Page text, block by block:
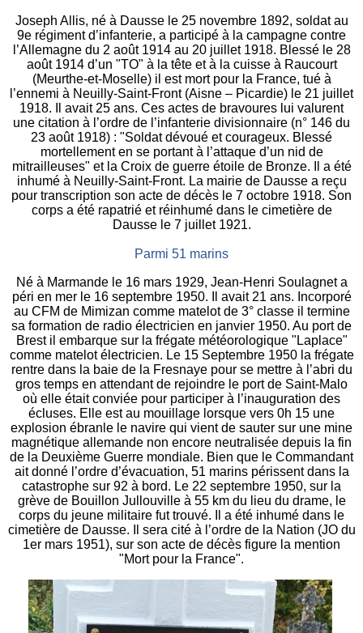
Joseph Allis, né à Dausse le 25 novembre 1892, soldat au
9e régiment d’infanterie, a participé à la campagne contre
l’Allemagne du 2 août 1914 au 20 juillet 1918. Blessé le 28
août 1914 d’un "TO" à la tête et à la cuisse à Raucourt
(Meurthe-et-Moselle) il est mort pour la France, tué à
l’ennemi à Neuilly-Saint-Front (Aisne – Picardie) le 21 juillet
1918. Il avait 25 ans. Ces actes de bravoures lui valurent
une citation à l’ordre de l’infanterie divisionnaire (n° 146 du
23 août 1918) : "Soldat dévoué et courageux. Blessé
mortellement en se portant à l’attaque d’un nid de
mitrailleuses" et la Croix de guerre étoile de Bronze. Il a été
inhumé à Neuilly-Saint-Front. La mairie de Dausse a reçu
pour transcription son acte de décès le 7 octobre 1918. Son
corps a été rapatrié et réinhumé dans le cimetière de
Dausse le 7 juillet 1921.
Parmi 51 marins
Né à Marmande le 16 mars 1929, Jean-Henri Soulagnet a
péri en mer le 16 septembre 1950. Il avait 21 ans. Incorporé
au CFM de Mimizan comme matelot de 3° classe il termine
sa formation de radio électricien en janvier 1950. Au port de
Brest il embarque sur la frégate météorologique "Laplace"
comme matelot électricien. Le 15 Septembre 1950 la frégate
rentre dans la baie de la Fresnaye pour se mettre à l’abri du
gros temps en attendant de rejoindre le port de Saint-Malo
où elle était conviée pour participer à l’inauguration des
écluses. Elle est au mouillage lorsque vers 0h 15 une
explosion ébranle le navire qui vient de sauter sur une mine
magnétique allemande non encore neutralisée depuis la fin
de la Deuxième Guerre mondiale. Bien que le Commandant
ait donné l’ordre d’évacuation, 51 marins périssent dans la
catastrophe sur 92 à bord. Le 22 septembre 1950, sur la
grève de Bouillon Jullouville à 55 km du lieu du drame, le
corps du jeune militaire fut trouvé. Il a été inhumé dans le
cimetière de Dausse. Il sera cité à l’ordre de la Nation (JO du
1er mars 1951), sur son acte de décès figure la mention
"Mort pour la France".